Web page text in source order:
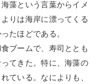
藻という言葉からイメ
りは海岸に漂ってくる
たほどである。
ブームで、寿司ととも
てきた。特に、海藻の
ている。なによりも、